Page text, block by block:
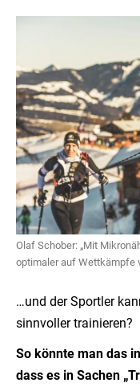
Olaf Schober: „Mit
optimaler auf Wettkämpfe
…und der Sportler
sinnvoller trainieren?
So könnte man das
dass es in Sachen